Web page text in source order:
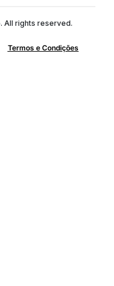
All rights reserved.
Termos e Condições